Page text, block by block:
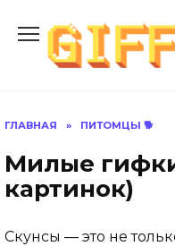
содержанию
ГЛАВНАЯ » ПИТОМЦЫ 🐕
Милые
картинок)
Скунсы — это не